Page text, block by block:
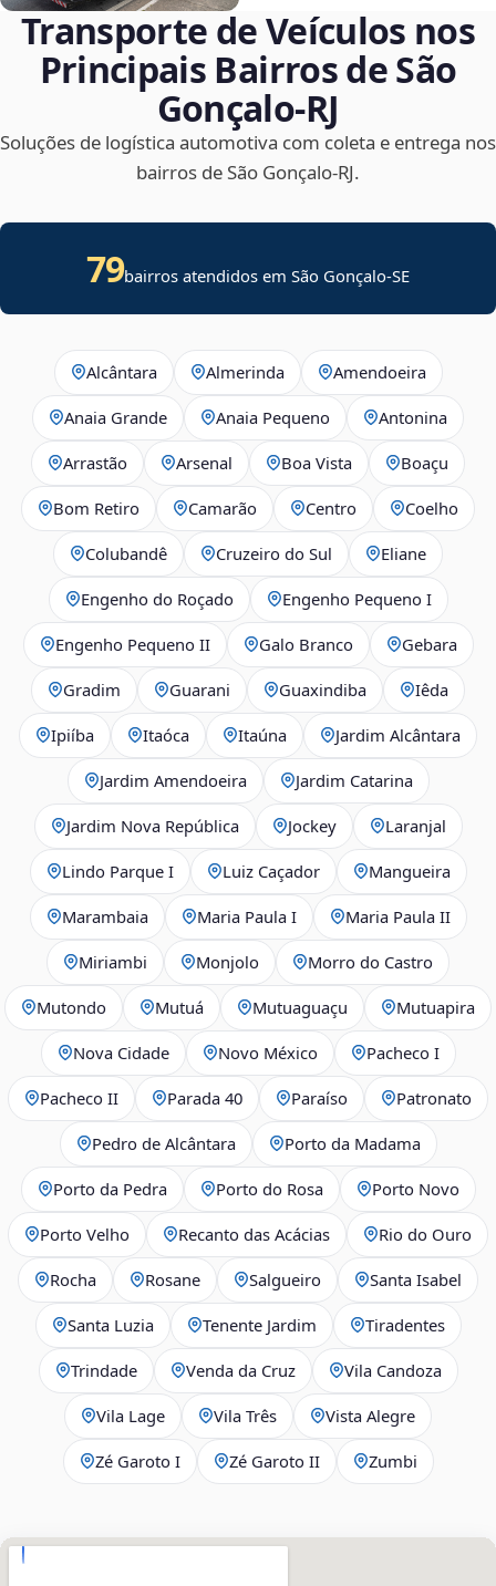
Transporte de Veículos nos
Principais Bairros de São
Gonçalo‑RJ
Soluções de logística automotiva com coleta e entrega nos
bairros de São Gonçalo‑RJ.
79bairros atendidos emSão Gonçalo-SE
Alcântara Almerinda Amendoeira
Anaia Grande Anaia Pequeno Antonina
Arrastão Arsenal Boa Vista Boaçu
Bom Retiro Camarão Centro Coelho
Colubandê Cruzeiro do Sul Eliane
Engenho do Roçado Engenho Pequeno I
Engenho Pequeno II Galo Branco Gebara
Gradim Guarani Guaxindiba Iêda
Ipiíba Itaóca Itaúna Jardim Alcântara
Jardim Amendoeira Jardim Catarina
Jardim Nova República Jockey Laranjal
Lindo Parque I Luiz Caçador Mangueira
Marambaia Maria Paula I Maria Paula II
Miriambi Monjolo Morro do Castro
Mutondo Mutuá Mutuaguaçu Mutuapira
Nova Cidade Novo México Pacheco I
Pacheco II Parada 40 Paraíso Patronato
Pedro de Alcântara Porto da Madama
Porto da Pedra Porto do Rosa Porto Novo
Porto Velho Recanto das Acácias Rio do Ouro
Rocha Rosane Salgueiro Santa Isabel
Santa Luzia Tenente Jardim Tiradentes
Trindade Venda da Cruz Vila Candoza
Vila Lage Vila Três Vista Alegre
Zé Garoto I Zé Garoto II Zumbi